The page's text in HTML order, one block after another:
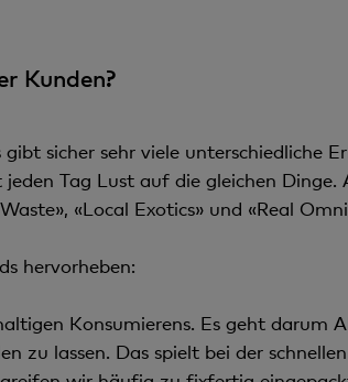
Kunden?
sicher sehr viele unterschiedliche
Tag Lust auf die gleichen Dinge.
«Local Exotics» und «Real
hervorheben:
Konsumierens. Es geht darum
zu lassen. Das spielt bei der